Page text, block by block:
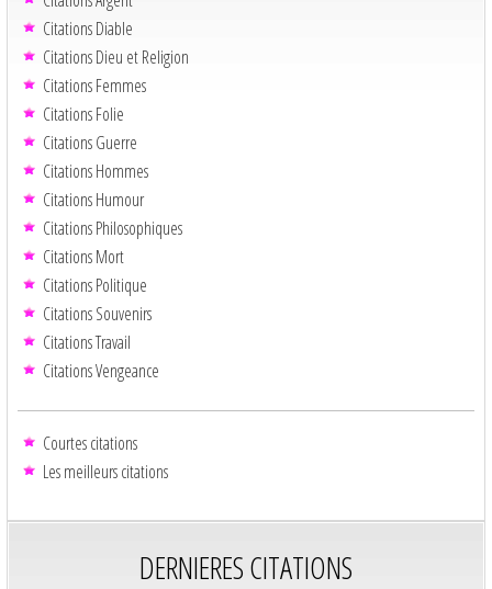
Citations Diable
Citations Dieu et Religion
Citations Femmes
Citations Folie
Citations Guerre
Citations Hommes
Citations Humour
Citations Philosophiques
Citations Mort
Citations Politique
Citations Souvenirs
Citations Travail
Citations Vengeance
Courtes citations
Les meilleurs citations
DERNIERES CITATIONS